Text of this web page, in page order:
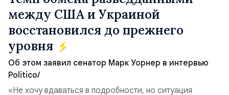
между США и Украиной
восстановился до прежнего
уровня
Об этом заявил сенатор Марк Уорнер в интервью
Politico/
«Не хочу вдаваться в подробности, но ситуация